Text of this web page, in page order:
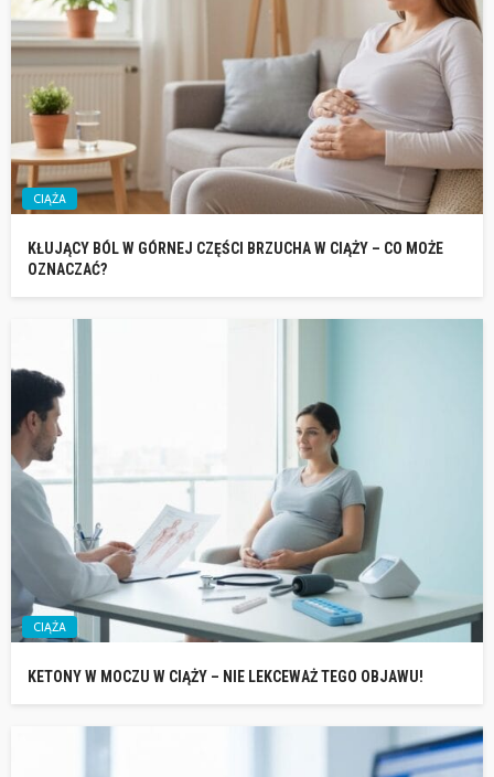
CIĄŻA
KŁUJĄCY BÓL W GÓRNEJ CZĘŚCI BRZUCHA W CIĄŻY – CO MOŻE
OZNACZAĆ?
CIĄŻA
KETONY W MOCZU W CIĄŻY – NIE LEKCEWAŻ TEGO OBJAWU!